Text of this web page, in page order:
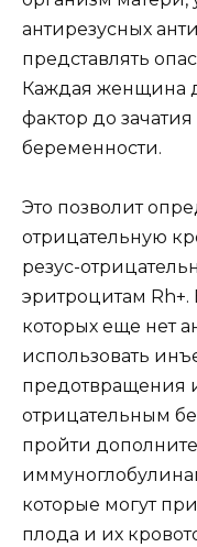
антирезусных
представлять
Каждая женщина
фактор до
беременности.
Это позволит
отрицательную
резус-
эритроцитам
которых еще нет
использовать
предотвращения
отрицательным
пройти
которые могут
плода и их